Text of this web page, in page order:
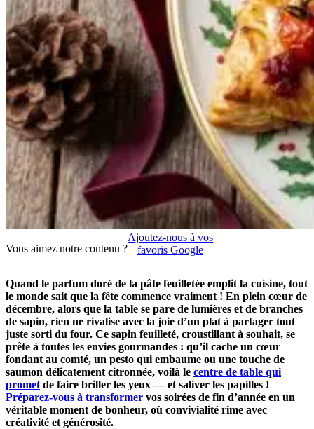
Vous aimez notre contenu ?
Ajoutez-nous à vos
favoris Google
Quand le parfum doré de la pâte feuilletée emplit la cuisine, tout
le monde sait que la fête commence vraiment ! En plein cœur de
décembre, alors que la table se pare de lumières et de branches
de sapin, rien ne rivalise avec la joie d’un plat à partager tout
juste sorti du four. Ce sapin feuilleté, croustillant à souhait, se
prête à toutes les envies gourmandes : qu’il cache un cœur
fondant au comté, un pesto qui embaume ou une touche de
saumon délicatement citronnée, voilà le centre de table qui
promet de faire briller les yeux — et saliver les papilles !
Préparez-vous à transformer vos soirées de fin d’année en un
véritable moment de bonheur, où convivialité rime avec
créativité et générosité.